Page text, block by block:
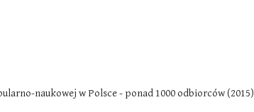
naukowej w Polsce - ponad 1000 odbiorców (2015)